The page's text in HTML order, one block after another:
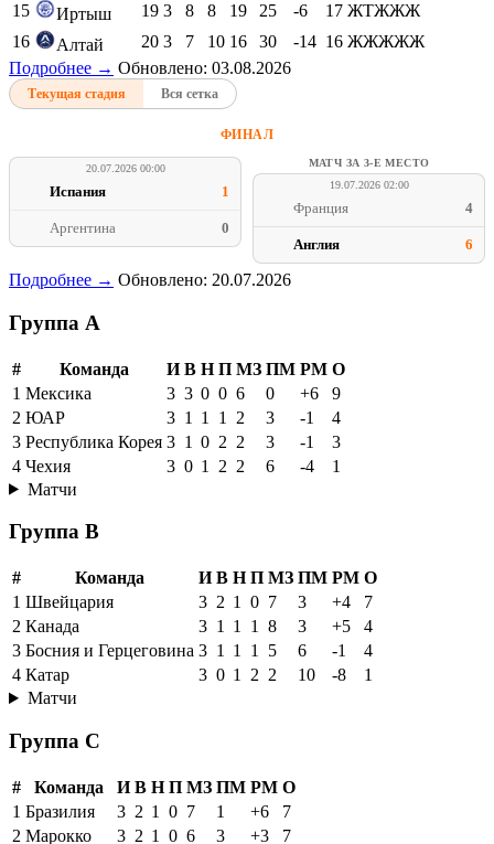
15
Иртыш 19 3 8 8 19 25 -6 17 ЖТЖЖЖ
16
Алтай 20 3 7 10 16 30 -14 16 ЖЖЖЖЖ
Подробнее → Обновлено: 03.08.2026
Текущая стадия Вся сетка
ФИНАЛ
20.07.2026 00:00
Испания 1
Аргентина 0
МАТЧ ЗА 3-Е МЕСТО
19.07.2026 02:00
Франция 4
Англия 6
Подробнее → Обновлено: 20.07.2026
Группа A
# Команда И В Н П МЗ ПМ РМ О
1 Мексика 3 3 0 0 6 0 +6
9
2 ЮАР 3 1 1 1 2 3 -1
4
3 Республика Корея 3 1 0 2 2 3 -1
3
4 Чехия 3 0 1 2 2 6 -4
1
Матчи
Группа B
# Команда И В Н П МЗ ПМ РМ О
1 Швейцария 3 2 1 0 7 3 +4
7
2 Канада 3 1 1 1 8 3 +5
4
3 Босния и Герцеговина 3 1 1 1 5 6 -1
4
4 Катар 3 0 1 2 2 10 -8
1
Матчи
Группа C
# Команда И В Н П МЗ ПМ РМ О
1 Бразилия 3 2 1 0 7 1 +6
7
2 Марокко 3 2 1 0 6 3 +3 7